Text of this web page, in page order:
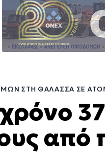
ΣΤΗ ΘΆΛΑΣΣΑ ΣΕ
από